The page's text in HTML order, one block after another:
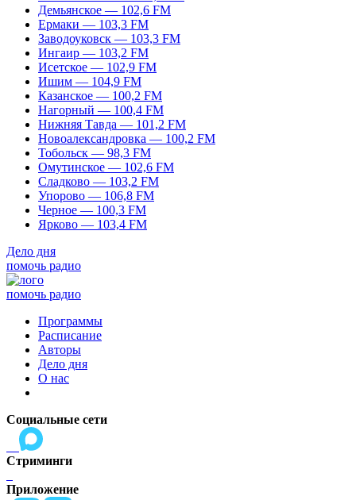
Демьянское — 102,6 FM
Ермаки — 103,3 FM
Заводоуковск — 103,3 FM
Ингаир — 103,2 FM
Исетское — 102,9 FM
Ишим — 104,9 FM
Казанское — 100,2 FM
Нагорный — 100,4 FM
Нижняя Тавда — 101,2 FM
Новоалександровка — 100,2 FM
Тобольск — 98,3 FM
Омутинское — 102,6 FM
Сладково — 103,2 FM
Упорово — 106,8 FM
Черное — 100,3 FM
Ярково — 103,4 FM
Дело дня
помочь радио
помочь радио
Программы
Расписание
Авторы
Дело дня
О нас
Социальные сети
Стриминги
Приложение